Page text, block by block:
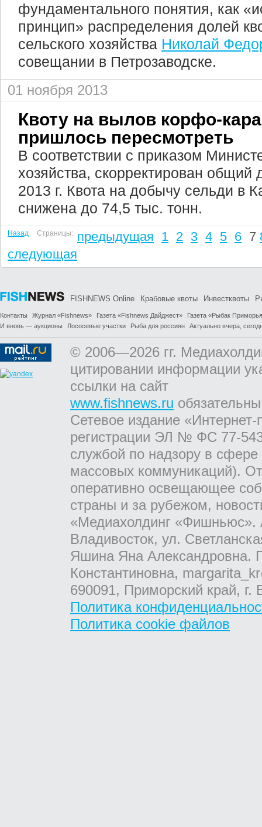
фундаментального понятия, как
принцип» распределения долей
сельского хозяйства Николай
совещании в Петрозаводске.
01 ноября 2013
Квоту на вылов корфо-
пришлось пересмотреть
В соответствии с приказом
хозяйства, скорректирован общий
2013 г. Квота на добычу сельди в
снижена до 74,5 тыс. тонн.
Назад Страницы: предыдущая 1 2 3 4 5 6 7
следующая
FISHNEWS Online Крабовые квоты Инвестквоты
Контакты Журнал «Fishnews» Газета «Fishnews Дайджест»
Газета «Рыбак
И вновь — аукционы
Лососевые участки Рыба для россиян Актуально вчера,
© 2006—2026 гг.
цитировании информации
ссылки на сайт
www.fishnews.ru
Сетевое издание
регистрации ЭЛ № ФС 77-
службой по надзору в
массовых коммуникаций).
оперативно освещающее
страны и за рубежом,
«Медиахолдинг «Фишньюс».
Владивосток, ул.
Яшина Яна Александровна.
Константиновна,
690091, Приморский край,
Политика
Политика cookie файлов